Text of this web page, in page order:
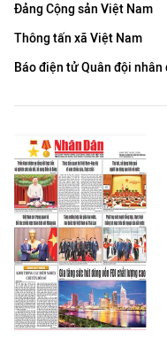
Đảng Cộng sản Việt Nam
Thông tấn xã Việt Nam
Báo điện tử Quân đội nhân